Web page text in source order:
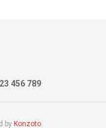
456 789
by Konzoto.